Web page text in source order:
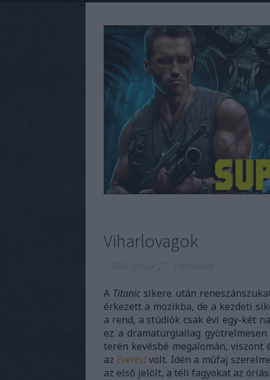
Viharlovagok
A Titanic sikere után
érkezett a mozikba, de a kezdeti
a rend, a stúdiók csak évi egy-két
ez a dramaturgiailag
terén kevésbé megalomán,
az Everestvolt. Idén a műfaj
az első jelölt, a téli fagyokat az